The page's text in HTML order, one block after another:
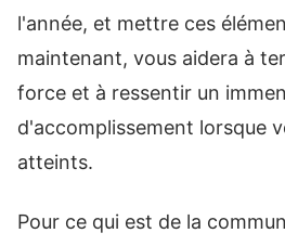
l'année, et mettre ces
maintenant, vous aidera à
force et à ressentir un
d'accomplissement lorsque
atteints.
Pour ce qui est de la